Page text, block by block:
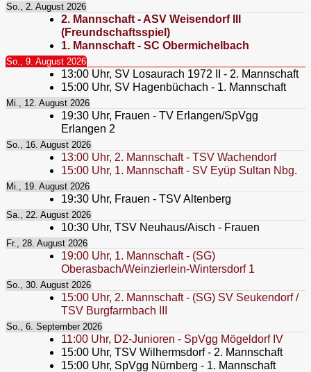
So., 2. August 2026
2. Mannschaft - ASV Weisendorf III
(Freundschaftsspiel)
1. Mannschaft - SC Obermichelbach
So., 9. August 2026
13:00 Uhr, SV Losaurach 1972 II - 2. Mannschaft
15:00 Uhr, SV Hagenbüchach - 1. Mannschaft
Mi., 12. August 2026
19:30 Uhr, Frauen - TV Erlangen/SpVgg
Erlangen 2
So., 16. August 2026
13:00 Uhr, 2. Mannschaft - TSV Wachendorf
15:00 Uhr, 1. Mannschaft - SV Eyüp Sultan Nbg.
Mi., 19. August 2026
19:30 Uhr, Frauen - TSV Altenberg
Sa., 22. August 2026
10:30 Uhr, TSV Neuhaus/Aisch - Frauen
Fr., 28. August 2026
19:00 Uhr, 1. Mannschaft - (SG)
Oberasbach/Weinzierlein-Wintersdorf 1
So., 30. August 2026
15:00 Uhr, 2. Mannschaft - (SG) SV Seukendorf /
TSV Burgfarrnbach III
So., 6. September 2026
11:00 Uhr, D2-Junioren - SpVgg Mögeldorf IV
15:00 Uhr, TSV Wilhermsdorf - 2. Mannschaft
15:00 Uhr, SpVgg Nürnberg - 1. Mannschaft